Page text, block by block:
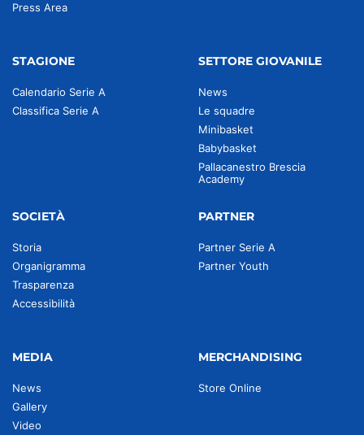
Press Area
STAGIONE
Calendario Serie A
Classifica Serie A
SETTORE GIOVANILE
News
Le squadre
Minibasket
Babybasket
Pallacanestro Brescia
Academy
SOCIETÀ
Storia
Organigramma
Trasparenza
Accessibilità
PARTNER
Partner Serie A
Partner Youth
MEDIA
News
Gallery
Video
MERCHANDISING
Store Online